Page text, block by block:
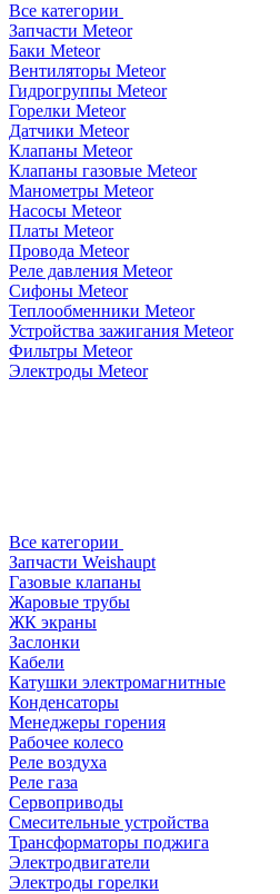
Все категории
Запчасти Meteor
Баки Meteor
Вентиляторы Meteor
Гидрогруппы Meteor
Горелки Meteor
Датчики Meteor
Клапаны Meteor
Клапаны газовые Meteor
Манометры Meteor
Насосы Meteor
Платы Meteor
Провода Meteor
Реле давления Meteor
Сифоны Meteor
Теплообменники Meteor
Устройства зажигания Meteor
Фильтры Meteor
Электроды Meteor
Все категории
Запчасти Weishaupt
Газовые клапаны
Жаровые трубы
ЖК экраны
Заслонки
Кабели
Катушки электромагнитные
Конденсаторы
Менеджеры горения
Рабочее колесо
Реле воздухa
Реле газа
Сервоприводы
Смесительные устройства
Трансформаторы поджига
Электродвигатели
Электроды горелки